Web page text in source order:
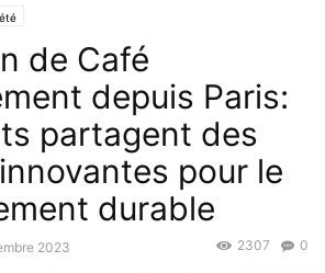
de Café
depuis Paris:
partagent des
pour le
durable
2023 0
2307